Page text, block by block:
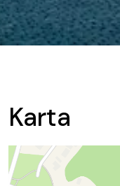
Karta